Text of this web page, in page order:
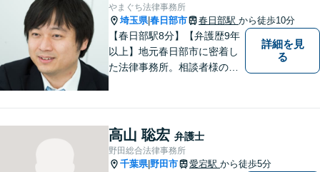
やまぐち法律事務所
埼玉県|春日部市 春日部駅 から徒歩10分
【春日部駅8分】【弁護歴9年
以上】地元春日部市に密着し
た法律事務所。相談者様のお
談も受け付けています。ぜひ
一度ご相談を！【初回相談無
料】
詳細を見
る
高山 聡宏 弁護士
野田総合法律事務所
千葉県| 野田市 愛宕駅 から徒歩5分